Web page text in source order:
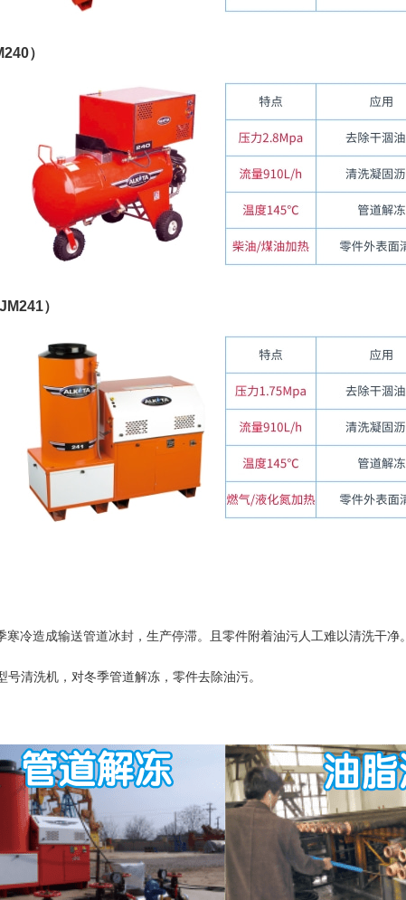
）
）
冷造成输送管道冰封，生产停滞。且零件附着油污人工难以清洗干净。
清洗机，对冬季管道解冻，零件去除油污。